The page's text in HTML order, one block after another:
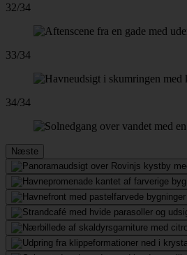
32/34
33/34
34/34
Næste